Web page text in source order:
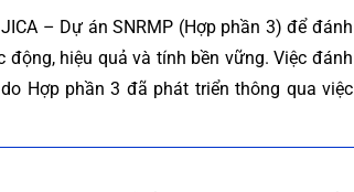
– Dự án SNRMP (Hợp phần 3) để đánh
hiệu quả và tính bền vững. Việc đánh
Hợp phần 3 đã phát triển thông qua việc